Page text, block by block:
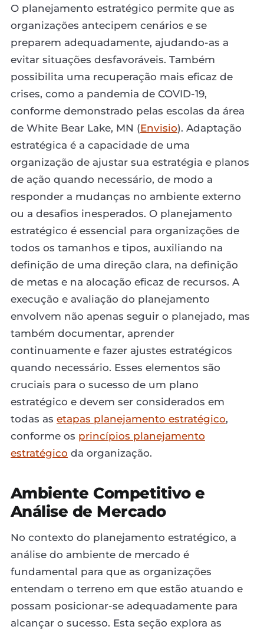
O planejamento estratégico permite que as
organizações antecipem cenários e se
preparem adequadamente, ajudando-as a
evitar situações desfavoráveis. Também
possibilita uma recuperação mais eficaz de
crises, como a pandemia de COVID-19,
conforme demonstrado pelas escolas da área
de White Bear Lake, MN (Envisio). Adaptação
estratégica é a capacidade de uma
organização de ajustar sua estratégia e planos
de ação quando necessário, de modo a
responder a mudanças no ambiente externo
ou a desafios inesperados. O planejamento
estratégico é essencial para organizações de
todos os tamanhos e tipos, auxiliando na
definição de uma direção clara, na definição
de metas e na alocação eficaz de recursos. A
execução e avaliação do planejamento
envolvem não apenas seguir o planejado, mas
também documentar, aprender
continuamente e fazer ajustes estratégicos
quando necessário. Esses elementos são
cruciais para o sucesso de um plano
estratégico e devem ser considerados em
todas as etapas planejamento estratégico,
conforme os princípios planejamento
estratégico da organização.
Ambiente Competitivo e
Análise de Mercado
No contexto do planejamento estratégico, a
análise do ambiente de mercado é
fundamental para que as organizações
entendam o terreno em que estão atuando e
possam posicionar-se adequadamente para
alcançar o sucesso. Esta seção explora as